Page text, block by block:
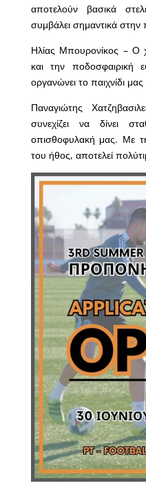
αποτελούν βασικά
συμβάλει σημαντικά στην
Ηλίας Μπουρονίκος – Ο
και την ποδοσφαιρική
οργανώνει το παιχνίδι
Παναγιώτης
συνεχίζει να δίνει
οπισθοφυλακή μας. Με
του ήθος, αποτελεί